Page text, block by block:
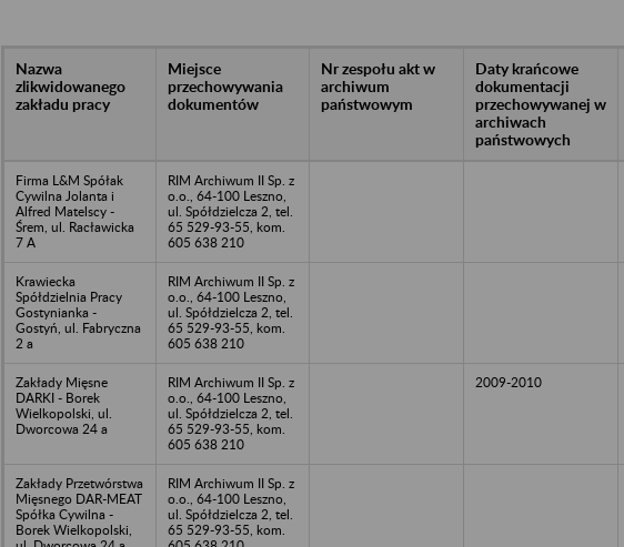
Nazwa
zlikwidowanego
zakładu pracy
Miejsce
przechowywania
dokumentów
Nr zespołu akt w
archiwum
państwowym
Daty krańcowe
dokumentacji
przechowywanej w
archiwach
państwowych
Firma L&M Spółak
Cywilna Jolanta i
Alfred Matelscy -
Śrem, ul. Racławicka
7 A
RIM Archiwum II Sp. z
o.o., 64-100 Leszno,
ul. Spółdzielcza 2, tel.
65 529-93-55, kom.
605 638 210
Krawiecka
Spółdzielnia Pracy
Gostynianka -
Gostyń, ul. Fabryczna
2 a
RIM Archiwum II Sp. z
o.o., 64-100 Leszno,
ul. Spółdzielcza 2, tel.
65 529-93-55, kom.
605 638 210
Zakłady Mięsne
DARKI - Borek
Wielkopolski, ul.
Dworcowa 24 a
RIM Archiwum II Sp. z
o.o., 64-100 Leszno,
ul. Spółdzielcza 2, tel.
65 529-93-55, kom.
605 638 210
2009-2010
Zakłady Przetwórstwa
Mięsnego DAR-MEAT
Spółka Cywilna -
Borek Wielkopolski,
RIM Archiwum II Sp. z
o.o., 64-100 Leszno,
ul. Spółdzielcza 2, tel.
65 529-93-55, kom.